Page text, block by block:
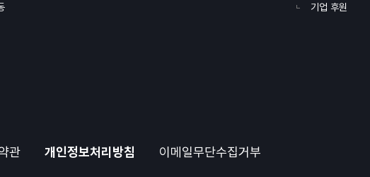
기업 후원
관 개인정보처리방침 이메일무단수집거부